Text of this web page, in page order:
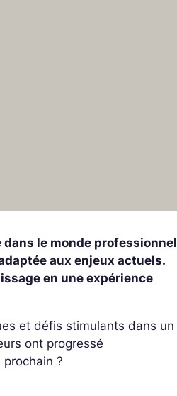
le monde
aux enjeux actuels.
en une expérience
et défis stimulants dans un
ont progressé
?